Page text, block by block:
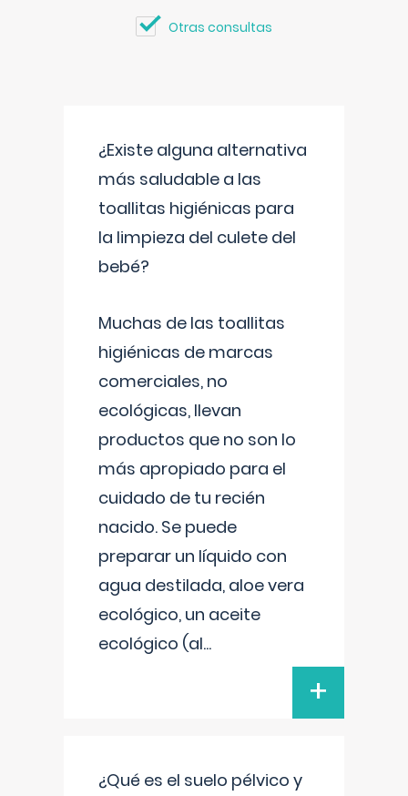
Otras consultas
¿Existe alguna alternativa
más saludable a las
toallitas higiénicas para
la limpieza del culete del
bebé?
Muchas de las toallitas
higiénicas de marcas
comerciales, no
ecológicas, llevan
productos que no son lo
más apropiado para el
cuidado de tu recién
nacido. Se puede
preparar un líquido con
agua destilada, aloe vera
ecológico, un aceite
ecológico (al...
+
¿Qué es el suelo pélvico y